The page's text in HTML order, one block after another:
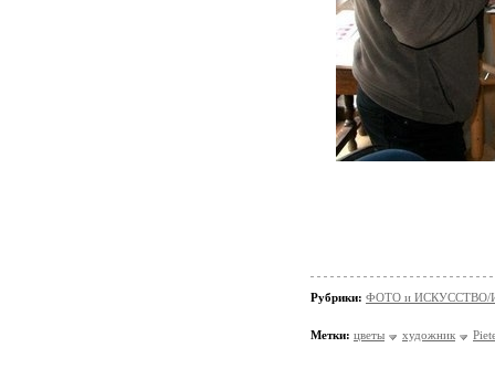
Рубрики: ФОТО и ИСКУССТВО/
Метки: цветы художник